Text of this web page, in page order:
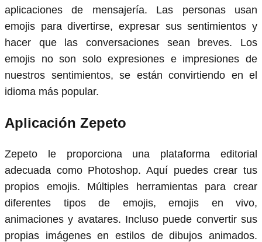
aplicaciones de mensajería. Las personas usan
emojis para divertirse, expresar sus sentimientos y
hacer que las conversaciones sean breves. Los
emojis no son solo expresiones e impresiones de
nuestros sentimientos, se están convirtiendo en el
idioma más popular.
Aplicación Zepeto
Zepeto le proporciona una plataforma editorial
adecuada como Photoshop. Aquí puedes crear tus
propios emojis. Múltiples herramientas para crear
diferentes tipos de emojis, emojis en vivo,
animaciones y avatares. Incluso puede convertir sus
propias imágenes en estilos de dibujos animados.